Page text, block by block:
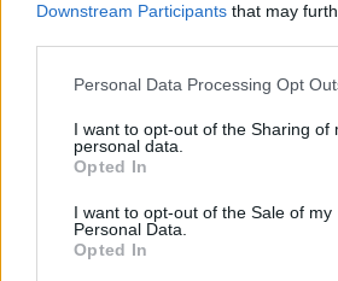
Downstream Participants that may
Personal Data Processing Opt
I want to opt-out of the Sharing of
personal data.
Opted In
I want to opt-out of the Sale of my
Personal Data.
Opted In
Žiūrimiausi
Pateikė daugiau detalių apie iš
Žinios | Lietuvos diena